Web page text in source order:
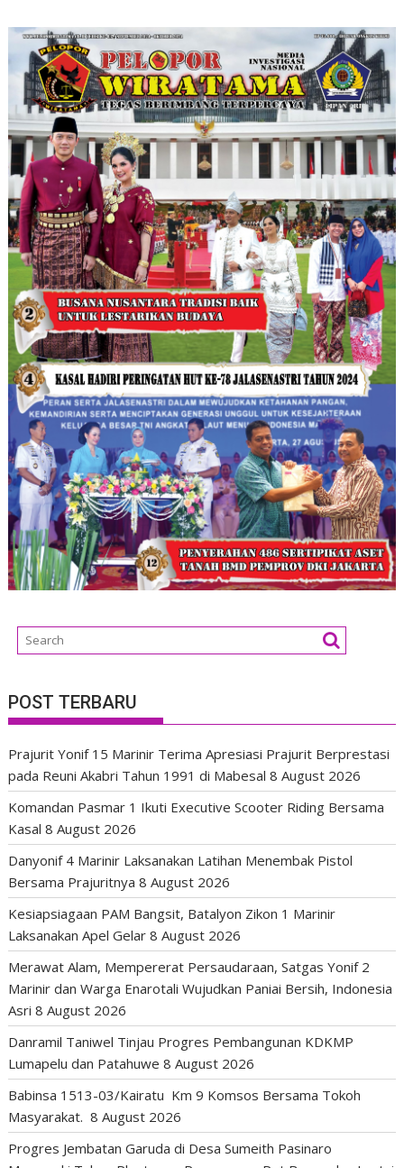
POST TERBARU
Prajurit Yonif 15 Marinir Terima Apresiasi Prajurit Berprestasi
pada Reuni Akabri Tahun 1991 di Mabesal 8 August 2026
Komandan Pasmar 1 Ikuti Executive Scooter Riding Bersama
Kasal 8 August 2026
Danyonif 4 Marinir Laksanakan Latihan Menembak Pistol
Bersama Prajuritnya 8 August 2026
Kesiapsiagaan PAM Bangsit, Batalyon Zikon 1 Marinir
Laksanakan Apel Gelar 8 August 2026
Merawat Alam, Mempererat Persaudaraan, Satgas Yonif 2
Marinir dan Warga Enarotali Wujudkan Paniai Bersih, Indonesia
Asri 8 August 2026
Danramil Taniwel Tinjau Progres Pembangunan KDKMP
Lumapelu dan Patahuwe 8 August 2026
Babinsa 1513-03/Kairatu Km 9 Komsos Bersama Tokoh
Masyarakat. 8 August 2026
Progres Jembatan Garuda di Desa Sumeith Pasinaro